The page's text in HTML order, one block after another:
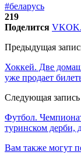
#беларусь
219
Поделится VK
Предыдущая
Хоккей. Две
уже продает
Следующая запись
Футбол.
туринском дерби,
Вам также могут